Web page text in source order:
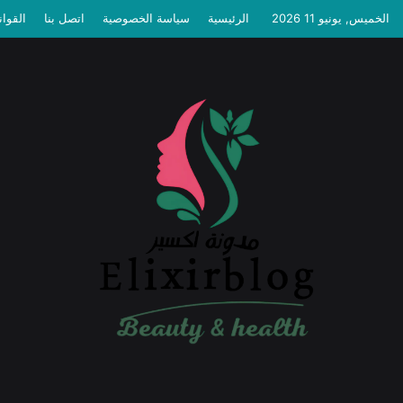
الخميس, يونيو 11 2026 الرئيسية سياسة الخصوصية اتصل بنا